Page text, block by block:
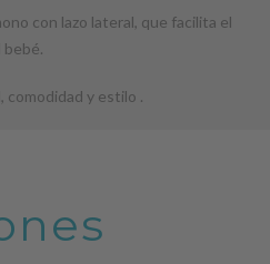
con lazo lateral, que facilita el
bebé.
comodidad y estilo .